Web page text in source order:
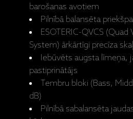
barošanas avotiem
Pilnībā balansēta
ESOTERIC-QVCS
System) ārkārtīgi precīza
Iebūvēts augsta līmeņa,
pastiprinātājs
Tembru bloki (Bass,
dB)
Pilnībā sabalansēta